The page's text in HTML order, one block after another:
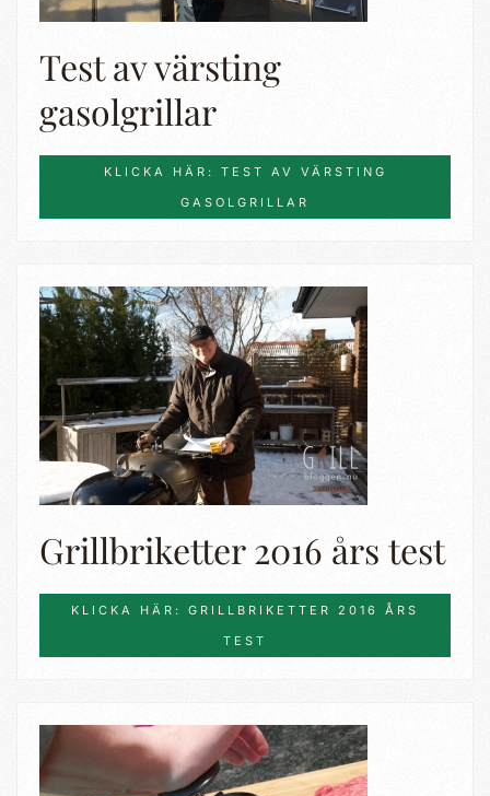
Test av värsting
gasolgrillar
KLICKA HÄR: TEST AV VÄRSTING
GASOLGRILLAR
Grillbriketter 2016 års test
KLICKA HÄR: GRILLBRIKETTER 2016 ÅRS
TEST